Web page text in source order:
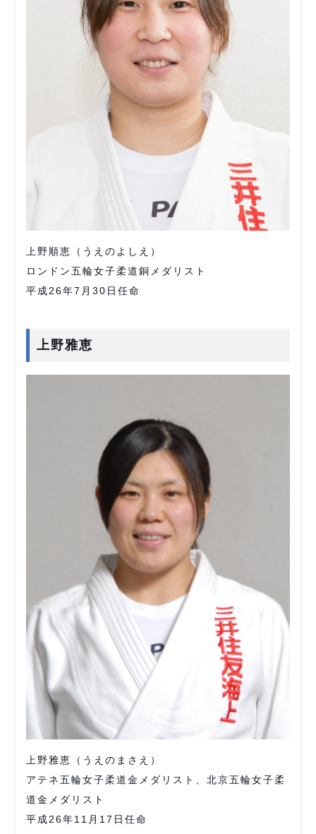
上野順恵（うえのよしえ）
ロンドン五輪女子柔道銅メダリスト
平成26年7月30日任命
上野雅恵
上野雅恵（うえのまさえ）
アテネ五輪女子柔道金メダリスト、北京五輪女子柔
道金メダリスト
平成26年11月17日任命